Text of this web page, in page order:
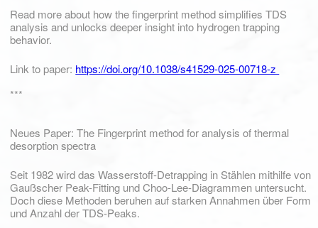
Read more about how the fingerprint method simplifies TDS
analysis and unlocks deeper insight into hydrogen trapping
behavior.
Link to paper: https://doi.org/10.1038/s41529-025-00718-z
***
Neues Paper: The Fingerprint method for analysis of thermal
desorption spectra
Seit 1982 wird das Wasserstoff-Detrapping in Stählen mithilfe von
Gaußscher Peak-Fitting und Choo-Lee-Diagrammen untersucht.
Doch diese Methoden beruhen auf starken Annahmen über Form
und Anzahl der TDS-Peaks.